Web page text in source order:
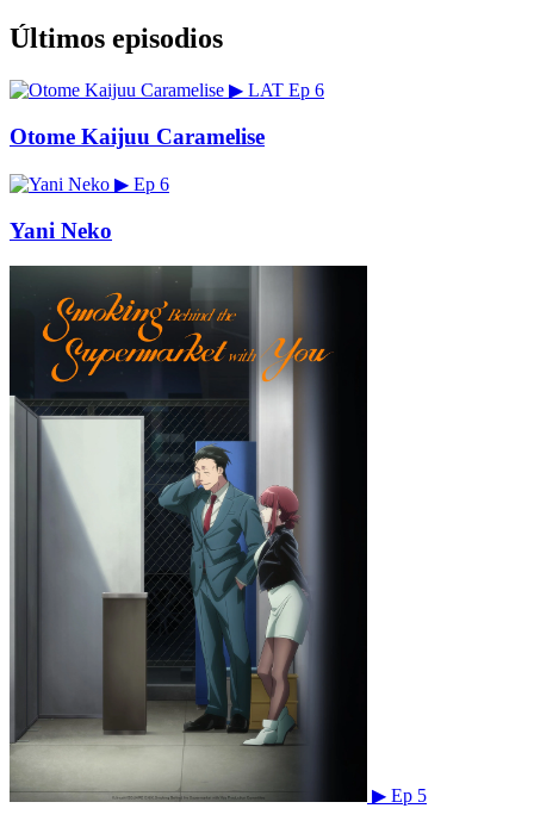
Últimos episodios
▶ LAT Ep 6
Otome Kaijuu Caramelise
▶ Ep 6
Yani Neko
▶ Ep 5